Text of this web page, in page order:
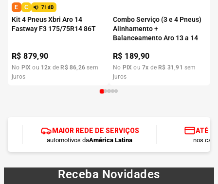
E C 71dB
Kit 4 Pneus Xbri Aro 14
Fastway F3 175/75R14 86T
R$879,90
No PIX ou 12x de R$ 86,26 sem
juros
Combo Serviço (3 e 4 Pneus)
Alinhamento +
Balanceamento Aro 13 a 14
R$ 189,90
No PIX ou7x de R$ 31 ,91 sem
juros
MAIOR REDE DE SERVIÇOS
automotivos daAmérica Latina
ATÉ
nos
Receba Novidades